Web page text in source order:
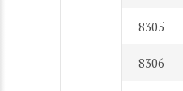
8305
8306